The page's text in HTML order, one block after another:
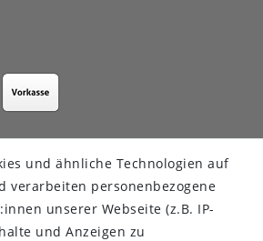
und ähnliche Technologien auf
verarbeiten personenbezogene
unserer Webseite (z.B. IP-
und Anzeigen zu